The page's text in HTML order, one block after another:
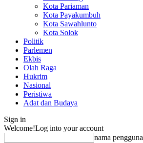
Kota Pariaman
Kota Payakumbuh
Kota Sawahlunto
Kota Solok
Politik
Parlemen
Ekbis
Olah Raga
Hukrim
Nasional
Peristiwa
Adat dan Budaya
Sign in
Welcome!Log into your account
nama pengguna